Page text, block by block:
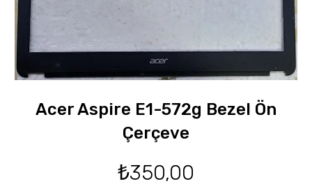
Acer Aspire E1-572g Bezel Ön
Çerçeve
₺350,00